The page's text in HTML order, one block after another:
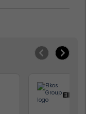
Elkos